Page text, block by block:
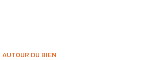
AUTOUR DU BIEN